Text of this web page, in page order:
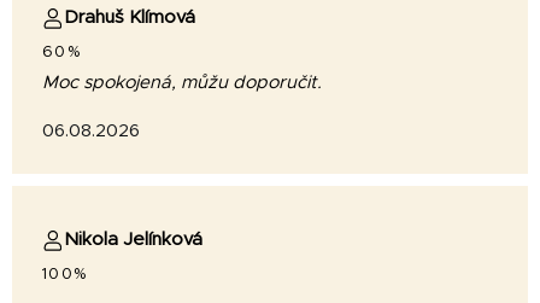
Drahuš Klímová
60%
Moc spokojená, můžu doporučit.
06.08.2026
Nikola Jelínková
100%